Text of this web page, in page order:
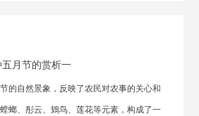
五月节的赏析一
的自然景象，反映了农民对农事的关心和
螂、彤云、鴳鸟、莲花等元素，构成了一